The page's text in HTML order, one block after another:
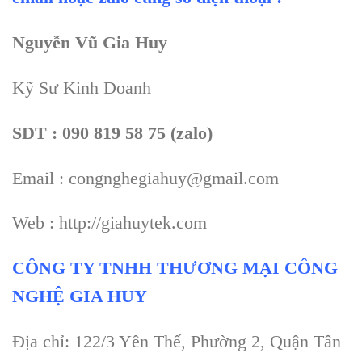
Nguyễn Vũ Gia Huy
Kỹ Sư Kinh Doanh
SDT : 090 819 58 75 (zalo)
Email : congnghegiahuy@gmail.com
Web : http://giahuytek.com
CÔNG TY TNHH THƯƠNG MẠI CÔNG
NGHỆ GIA HUY
Địa chỉ: 122/3 Yên Thế, Phường 2, Quận Tân